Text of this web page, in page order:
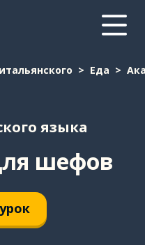
Еда
языка
шефов